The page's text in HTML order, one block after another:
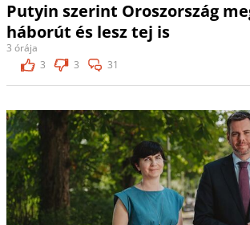
Putyin szerint Oroszország
háborút és lesz tej is
3 órája
3
3 31